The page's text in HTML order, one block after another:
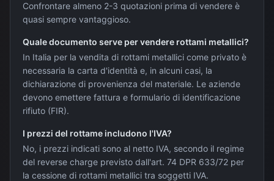
Confrontare almeno 2-3 quotazioni prima di vendere è
quasi sempre vantaggioso.
Quale documento serve per vendere rottami metallici?
In Italia per la vendita di rottami metallici come privato è
necessaria la carta d'identità e, in alcuni casi, la
dichiarazione di provenienza del materiale. Le aziende
devono emettere fattura e formulario di identificazione
rifiuto (FIR).
I prezzi del rottame includono l'IVA?
No, i prezzi indicati sono al netto IVA, secondo il regime
del reverse charge previsto dall'art. 74 DPR 633/72 per
la cessione di rottami metallici tra soggetti IVA.